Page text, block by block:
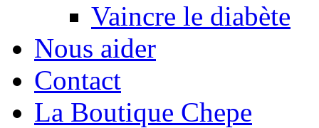
Vaincre le diabète
Nous aider
Contact
La Boutique Chepe